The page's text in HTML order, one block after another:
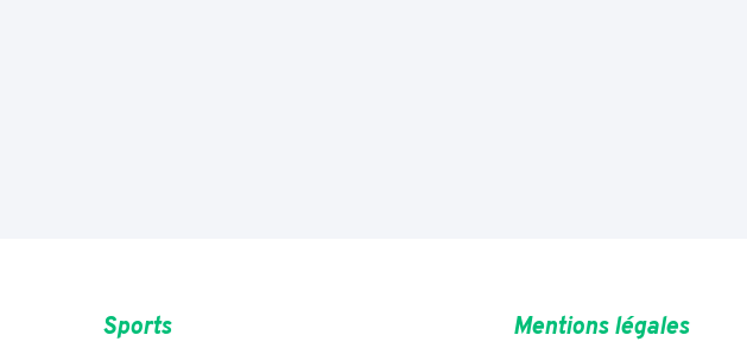
Sports Mentions légales